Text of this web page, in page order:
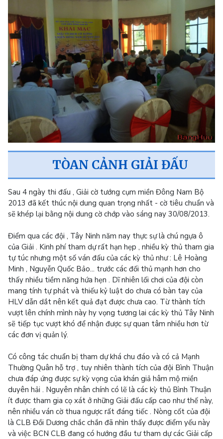
TÒAN CẢNH GIẢI ĐẤU
Sau 4 ngày thi đấu , Giải cờ tướng cụm miền Đông Nam Bộ
2013 đã kết thúc nội dung quan trọng nhất - cờ tiêu chuẩn và
sẽ khép lại bằng nội dung cờ chớp vào sáng nay 30/08/2013.
Điểm qua các đội , Tây Ninh năm nay thực sự là chú ngựa ô
của Giải . Kinh phí tham dự rất hạn hẹp , nhiều kỳ thủ tham gia
tự túc nhưng một số ván đấu của các kỳ thủ như : Lê Hoàng
Minh , Nguyễn Quốc Bảo... trước các đối thủ mạnh hơn cho
thấy nhiều tiềm năng hứa hẹn . Dĩ nhiên lối chơi của đội còn
mang tính tự phát và thiếu kỷ luật do chưa có bàn tay của
HLV dẫn dắt nên kết quả đạt được chưa cao. Từ thành tích
vượt lên chính mình này hy vọng tương lai các kỳ thủ Tây Ninh
sẽ tiếp tục vượt khó để nhận được sự quan tâm nhiều hơn từ
các đơn vị quản lý.
Có công tác chuẩn bị tham dự khá chu đáo và có cả Mạnh
Thường Quân hỗ trợ , tuy nhiên thành tích của đội Bình Thuận
chưa đáp ứng được sự kỳ vọng của khán giả hâm mộ miền
duyên hải . Nguyên nhân chính có lẽ là các kỳ thủ Bình Thuận
ít được tham gia cọ xát ở những Giải đấu cấp cao như thế này,
nên nhiều ván cờ thua ngược rất đáng tiếc . Nòng cốt của đội
là CLB Đồi Dương chắc chắn đã nhìn thấy được điểm yếu này
và việc BCN CLB đang có hướng đầu tư tham dự các Giải cấp